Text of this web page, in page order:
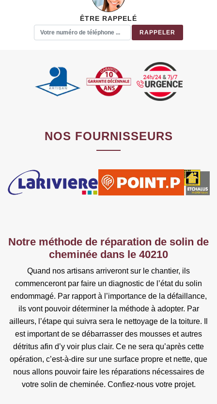
ÊTRE RAPPELÉ
NOS FOURNISSEURS
Notre méthode de réparation de solin de
cheminée dans le 40210
Quand nos artisans arriveront sur le chantier, ils
commenceront par faire un diagnostic de l’état du solin
endommagé. Par rapport à l’importance de la défaillance,
ils vont pouvoir déterminer la méthode à adopter. Par
ailleurs, l’étape qui suivra sera le nettoyage de la toiture. Il
est important de se débarrasser des mousses et autres
détritus afin d’y voir plus clair. Ce ne sera qu’après cette
opération, c’est-à-dire sur une surface propre et nette, que
nous allons pouvoir faire les réparations nécessaires de
votre solin de cheminée. Confiez-nous votre projet.